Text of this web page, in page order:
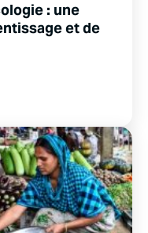
: une
et de